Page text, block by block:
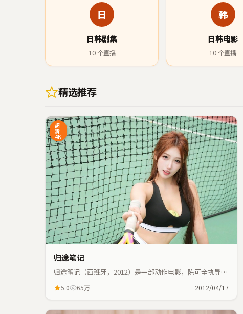
日
日韩剧集
10个直播
韩
日韩电影
10 个直播
精选推荐
超
清
4K
归途笔记
归途笔记（西班牙，2012）是一部动作电影，陈可辛执导，
紧凑。
5.0 65万 2012/04/17